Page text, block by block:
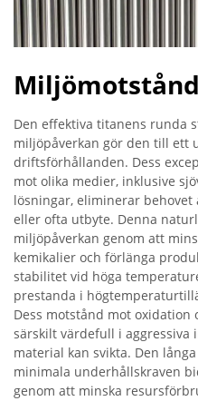
Den effektiva titanens runda
miljöpåverkan gör den till ett
driftsförhållanden. Dess
mot olika medier, inklusive
lösningar, eliminerar
eller ofta utbyte. Denna
miljöpåverkan genom att
kemikalier och förlänga
stabilitet vid höga
prestanda i
Dess motstånd mot oxidation
särskilt värdefull i
material kan svikta. Den
minimala underhållskraven
genom att minska